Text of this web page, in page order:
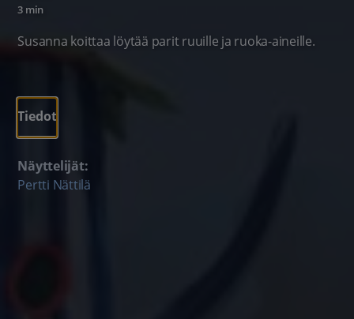
3 min
Susanna koittaa löytää parit ruuille ja ruoka-aineille.
Tiedot
Näyttelijät:
Pertti Nättilä